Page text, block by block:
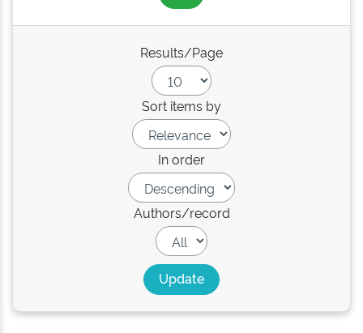
Results/Page
Sort items by
In order
Authors/record